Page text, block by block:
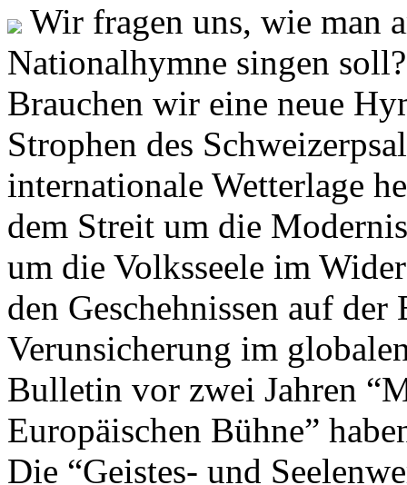
Wir fragen uns, wie man
Nationalhymne singen
Brauchen wir eine neue
Strophen des
internationale Wetterlage
dem Streit um die
um die Volksseele im
den Geschehnissen auf
Verunsicherung im
Bulletin vor zwei Jahren
Europäischen Bühne”
Die “Geistes- und